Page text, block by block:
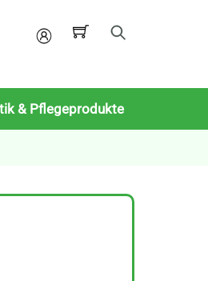
Mein
& Pflegeprodukte